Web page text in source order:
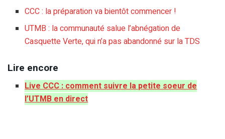
CCC : la préparation va bientôt commencer !
UTMB : la communauté salue l’abnégation de
Casquette Verte, qui n’a pas abandonné sur la TDS
Lire encore
Live CCC : comment suivre la petite soeur de
l’UTMB en direct